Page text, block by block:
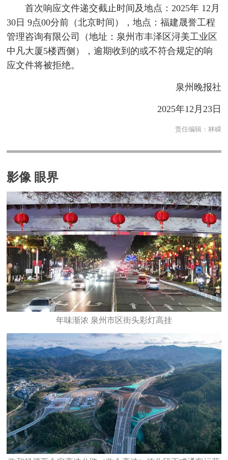
首次响应文件递交截止时间及地点：2025年 12月
30日 9点00分前（北京时间），地点：福建晟誉工程
管理咨询有限公司（地址：泉州市丰泽区浔美工业区
中凡大厦5楼西侧），逾期收到的或不符合规定的响
应文件将被拒绝。
泉州晚报社
2025年12月23日
责任编辑： 林嵘
影像 眼界
年味渐浓 泉州市区街头彩灯高挂